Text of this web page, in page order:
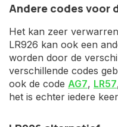
Andere codes voor
Het kan zeer
LR926 kan ook een
worden door de
verschillende codes
ook de code AG7, LR57
het is echter iedere